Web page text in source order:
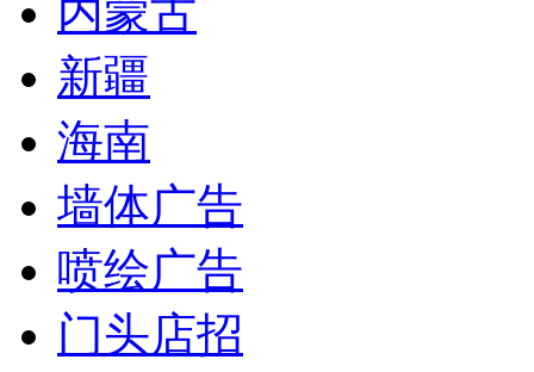
内蒙古
新疆
海南
墙体广告
喷绘广告
门头店招